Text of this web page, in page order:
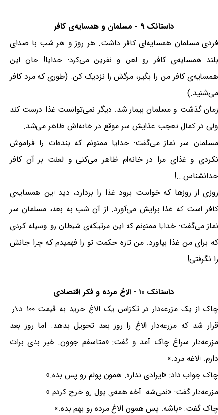
داستانک ۹ - مسلمان و همسایه‌ی کافر
فردی مسلمان همسایه‌ای کافر داشت. هر روز و هر شب با صدای
بلند همسایه‌ی کافر رو لعن و نفرین می‌کرد: خدایا! جان این
همسایه‌ی کافر من را بگیر، مرگش را نزدیک کن. (طوری که مرد کافر
می‌شنید.)
زمان گذشت و مسلمان بیمار شد. دیگر نمی‌توانست غذا درست کند
ولی در کمال تعجب غذایش سر موقع در خانه‌اش ظاهر می‌شد.
مسلمان سر نماز می‌گفت: خدایا ممنونم که بنده‌ات را فراموش
نکردی و غذای مرا در خانه‌ام ظاهر می‌کنی و لعنت بر آن کافر
خدانشناس...!
روزی از روزها که خواست برود غذا را بردارد، دید این همسایه‌ی
کافر است که غذا برایش می‌آورد. از آن شب به بعد، مسلمان سر
نماز می‌گفت: خدایا ممنونم که این مرتیکه‌ی شیطان رو وسیله کردی
که برای من غذا بیاورد. من تازه حکمت تو را فهمیدم که چرا جانش
را نگرفتی!
داستانک ۱۰ - الاغ مرده و فکر اقتصادی
چاک از یک مزرعه‌دار در تکزاس یک الاغ خرید به قیمت ۱۰۰ دلار.
قرار شد که مزرعه‌دار الاغ را روز بعد تحویل بدهد. اما روز بعد
مزرعه‌دار سراغ چاک آمد و گفت: «متاسفم جوون. خبر بدی برات
دارم. الاغه مرد.»
چاک جواب داد: «ایرادی نداره. همون پولم رو پس بده.»
مزرعه‌دار گفت: «نمی‌شه. آخه همه‌ی پول رو خرج کردم.»
چاک گفت: «باشه. پس همون الاغ مرده رو بهم بده.»